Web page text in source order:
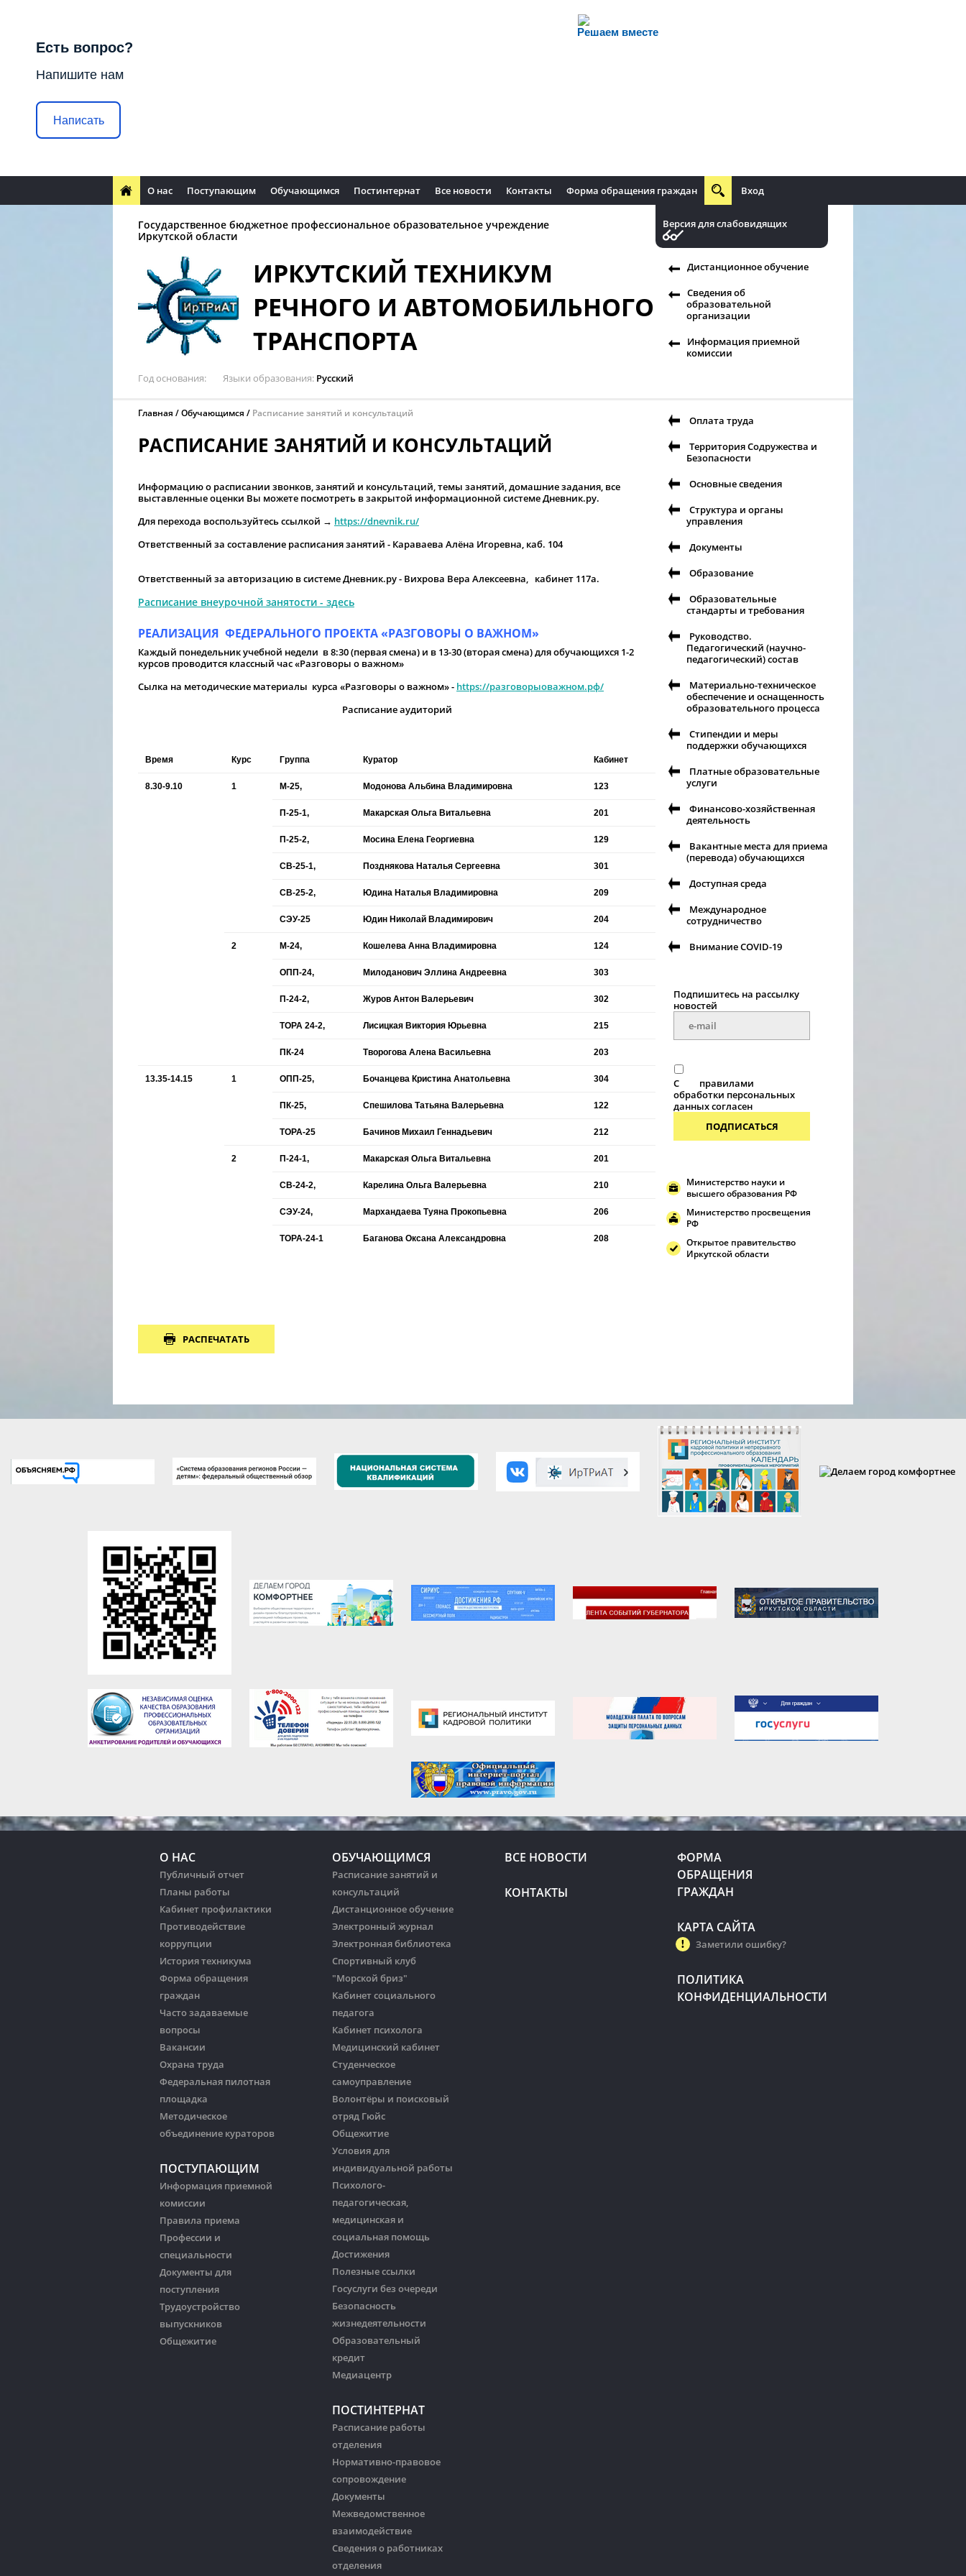
Решаем вместе
Есть вопрос?
Напишите нам
Написать
О нас Поступающим Обучающимся Постинтернат Все новости Контакты Форма обращения граждан Вход
Государственное бюджетное профессиональное образовательное учреждение
Иркутской области
ИРКУТСКИЙ ТЕХНИКУМ
РЕЧНОГО И АВТОМОБИЛЬНОГО
ТРАНСПОРТА
Год основания Языки образования Русский
Версия для слабовидящих
Дистанционное обучение
Сведения об
образовательной
организации
Информация приемной
комиссии
Главная Обучающимся Расписание занятий и консультаций
РАСПИСАНИЕ ЗАНЯТИЙ И КОНСУЛЬТАЦИЙ
Информацию о расписании звонков, занятий и консультаций, темы занятий, домашние задания, все
выставленные оценки Вы можете посмотреть в закрытой информационной системе Дневник.ру.
Для перехода воспользуйтесь ссылкой → https://dnevnik.ru/
Ответственный за составление расписания занятий - Караваева Алёна Игоревна, каб. 104
Ответственный за авторизацию в системе Дневник.ру - Вихрова Вера Алексеевна, кабинет 117а.
Расписание внеурочной занятости - здесь
РЕАЛИЗАЦИЯ ФЕДЕРАЛЬНОГО ПРОЕКТА «РАЗГОВОРЫ О ВАЖНОМ»
Каждый понедельник учебной недели в 8:30 (первая смена) и в 13-30 (вторая смена) для обучающихся 1-2
курсов проводится классный час «Разговоры о важном»
Сылка на методические материалы курса «Разговоры о важном» - https://разговорыоважном.рф/
Расписание аудиторий
Время Курс Группа Куратор Кабинет
8.30-9.10 1 М-25, Модонова Альбина Владимировна 123
П-25-1, Макарская Ольга Витальевна 201
П-25-2, Мосина Елена Георгиевна 129
СВ-25-1, Позднякова Наталья Сергеевна 301
СВ-25-2, Юдина Наталья Владимировна 209
СЭУ-25 Юдин Николай Владимирович 204
2 М-24, Кошелева Анна Владимировна 124
ОПП-24, Милоданович Эллина Андреевна 303
П-24-2, Журов Антон Валерьевич 302
ТОРА 24-2, Лисицкая Виктория Юрьевна 215
ПК-24 Творогова Алена Васильевна 203
13.35-14.15 1 ОПП-25, Бочанцева Кристина Анатольевна 304
ПК-25, Спешилова Татьяна Валерьевна 122
ТОРА-25 Бачинов Михаил Геннадьевич 212
2 П-24-1, Макарская Ольга Витальевна 201
СВ-24-2, Карелина Ольга Валерьевна 210
СЭУ-24, Мархандаева Туяна Прокопьевна 206
ТОРА-24-1 Баганова Оксана Александровна 208
РАСПЕЧАТАТЬ
Оплата труда
Территория Содружества и
Безопасности
Основные сведения
Структура и органы
управления
Документы
Образование
Образовательные
стандарты и требования
Руководство.
Педагогический (научно-
педагогический) состав
Материально-техническое
обеспечение и оснащенность
образовательного процесса
Стипендии и меры
поддержки обучающихся
Платные образовательные
услуги
Финансово-хозяйственная
деятельность
Вакантные места для приема
(перевода) обучающихся
Доступная среда
Международное
сотрудничество
Внимание COVID-19
Подпишитесь на рассылку
новостей
С
правилами
обработки персональных
данных согласен
ПОДПИСАТЬСЯ
Министерство науки и
высшего образования РФ
Министерство просвещения
РФ
Открытое правительство
Иркутской области
О НАС
Публичный отчет
Планы работы
Кабинет профилактики
Противодействие
коррупции
История техникума
Форма обращения
граждан
Часто задаваемые
вопросы
Вакансии
Охрана труда
Федеральная пилотная
площадка
Методическое
объединение кураторов
ПОСТУПАЮЩИМ
Информация приемной
комиссии
Правила приема
Профессии и
специальности
Документы для
поступления
Трудоустройство
выпускников
Общежитие
ОБУЧАЮЩИМСЯ
Расписание занятий и
консультаций
Дистанционное обучение
Электронный журнал
Электронная библиотека
Спортивный клуб
"Морской бриз"
Кабинет социального
педагога
Кабинет психолога
Медицинский кабинет
Студенческое
самоуправление
Волонтёры и поисковый
отряд Гюйс
Общежитие
Условия для
индивидуальной работы
Психолого-
педагогическая,
медицинская и
социальная помощь
Достижения
Полезные ссылки
Госуслуги без очереди
Безопасность
жизнедеятельности
Образовательный
кредит
Медиацентр
ПОСТИНТЕРНАТ
Расписание работы
отделения
Нормативно-правовое
сопровождение
Документы
Межведомственное
взаимодействие
Сведения о работниках
отделения
ВСЕ НОВОСТИ
КОНТАКТЫ
ФОРМА
ОБРАЩЕНИЯ
ГРАЖДАН
КАРТА САЙТА
Заметили ошибку?
ПОЛИТИКА
КОНФИДЕНЦИАЛЬНОСТИ